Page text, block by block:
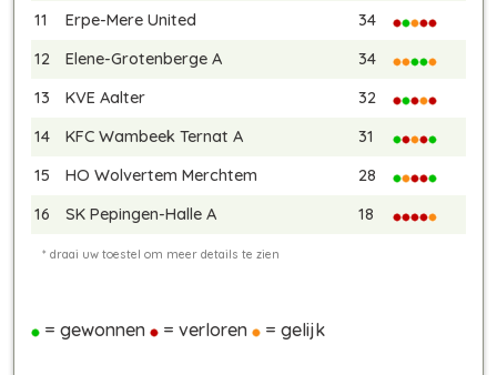
11
Erpe-Mere United
34
12
Elene-Grotenberge A
34
13
KVE Aalter
32
14
KFC Wambeek Ternat A
31
15
HO Wolvertem Merchtem
28
16
SK Pepingen-Halle A 18
= gewonnen = verloren = gelijk